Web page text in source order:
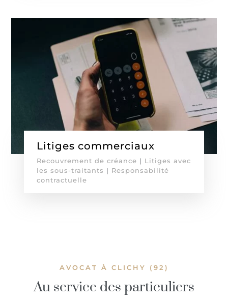
Litiges commerciaux
Recouvrement de créance | Litiges avec
les sous-traitants | Responsabilité
contractuelle
AVOCAT À CLICHY (92)
Au service des particuliers